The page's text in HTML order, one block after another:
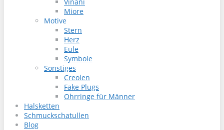
Miore
Motive
Stern
Herz
Eule
Symbole
Sonstiges
Creolen
Fake Plugs
Ohrringe für Männer
Halsketten
Schmuckschatullen
Blog